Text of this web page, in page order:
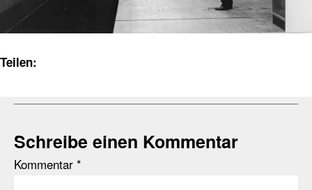
Teilen:
Schreibe einen Kommentar
Kommentar *